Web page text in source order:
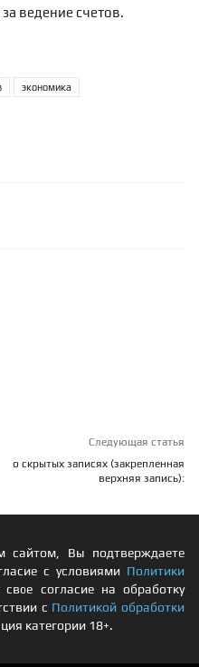
ведение счетов.
экономика
Следующая статья
о скрытых записях (закрепленная
верхняя запись):
сайтом, Вы подтверждаете
с условиями Политики
согласие на обработку
с Политикой обработки
категории 18+.